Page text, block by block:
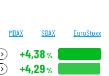
MDAX SDAX EuroStoxx
+4,38 %
+4,29 %